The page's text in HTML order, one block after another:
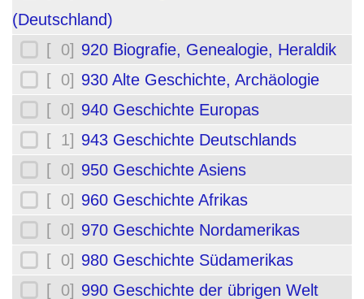
(Deutschland)
[ 0] 920 Biografie, Genealogie, Heraldik
[ 0] 930 Alte Geschichte, Archäologie
[ 0] 940 Geschichte Europas
[ 1] 943 Geschichte Deutschlands
[ 0] 950 Geschichte Asiens
[ 0] 960 Geschichte Afrikas
[ 0] 970 Geschichte Nordamerikas
[ 0] 980 Geschichte Südamerikas
[ 0] 990 Geschichte der übrigen Welt